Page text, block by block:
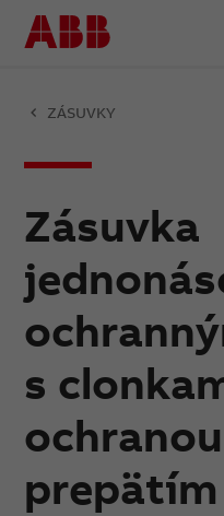
ZÁSUVKY
Zásuvka
s
prepätím